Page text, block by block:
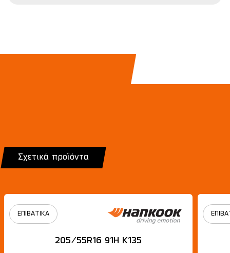
Σχετικά προϊόντα
ΕΠΙΒΑΤΙΚΑ
205/55R16 91H Κ135